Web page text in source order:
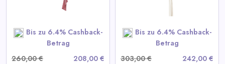
Bis zu 6.4% Cashback-
Betrag
260,00 €
208,00 €
Bis zu 6.4% Cashback-
Betrag
303,00 €
242,00 €